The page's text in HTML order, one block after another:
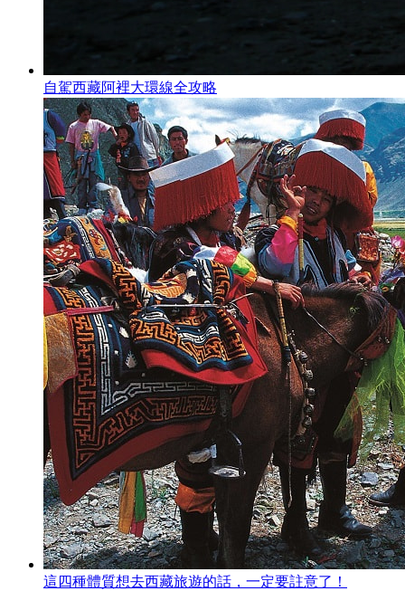
自駕西藏阿裡大環線全攻略
這四種體質想去西藏旅遊的話，一定要註意了！